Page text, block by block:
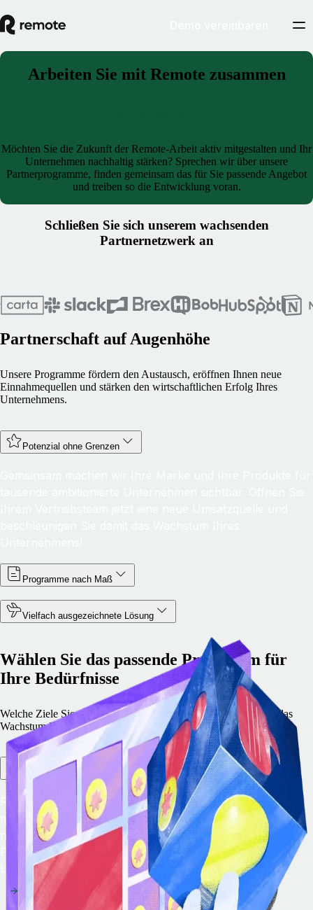
Arbeiten Sie mit Remote zusammen
Möchten Sie die Zukunft der Remote‑Arbeit aktiv mitgestalten und Ihr
Unternehmen nachhaltig stärken? Sprechen wir über unsere
Partnerprogramme, finden gemeinsam das für Sie passende Angebot
und treiben so die Entwicklung voran.
Schließen Sie sich unserem wachsenden
Partnernetzwerk an
Partnerschaft auf Augenhöhe
Unsere Programme fördern den Austausch, eröffnen Ihnen neue
Einnahmequellen und stärken den wirtschaftlichen Erfolg Ihres
Unternehmens.
Potenzial ohne Grenzen
Programme nach Maß
Vielfach ausgezeichnete Lösung
Wählen Sie das passende Programm für
Ihre Bedürfnisse
Welche Ziele Sie auch verfolgen – unser Programm unterstützt das
Wachstum Ihres Unternehmens.
Remote Embedded
Remote Embedded ermöglicht es Ihnen, unsere
marktführenden EOR- und Global-Payroll-Lösungen
nahtlos in Ihre Plattform zu integrieren, sodass Ihre
Produktstrategie zukunftsfähig wird und Sie neue
Umsatzquellen erschließen können.